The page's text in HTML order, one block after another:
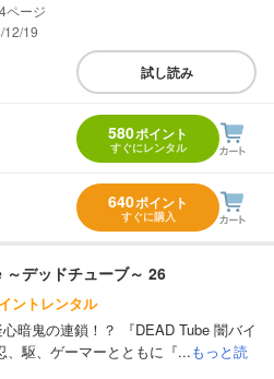
12/19
試し読み
580ポイント
すぐにレンタル
640ポイント
すぐに購入
～デッドチューブ～ 26
ントレンタル
暗鬼の連鎖！？ 『DEAD Tube 闇バイ
、駆、ゲーマーとともに『...もっと読